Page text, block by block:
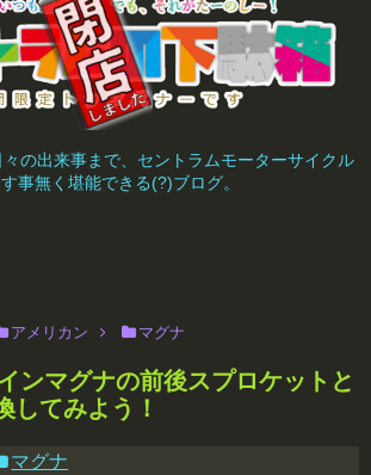
の出来事まで、セントラムモーターサイクル
事無く堪能できる(?)ブログ。
アメリカン マグナ
ンマグナの前後スプロケットと
してみよう！
マグナ